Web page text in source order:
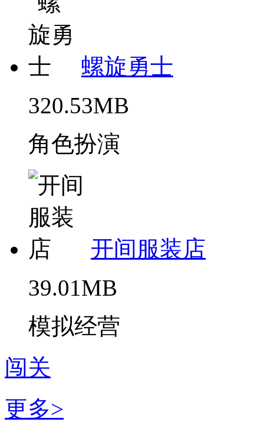
螺旋勇士
320.53MB
角色扮演
开间服装店
39.01MB
模拟经营
闯关
更多>